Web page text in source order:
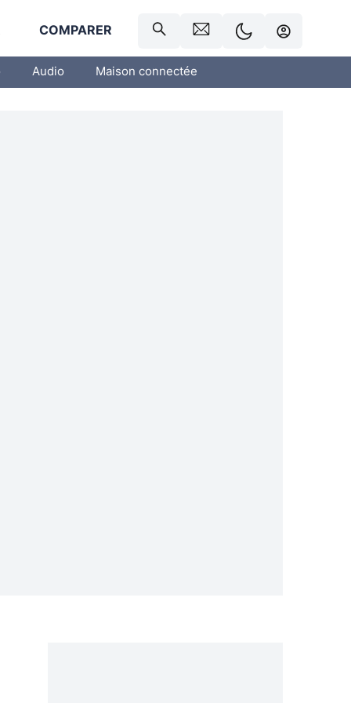
COMPARER
Audio Maison connectée